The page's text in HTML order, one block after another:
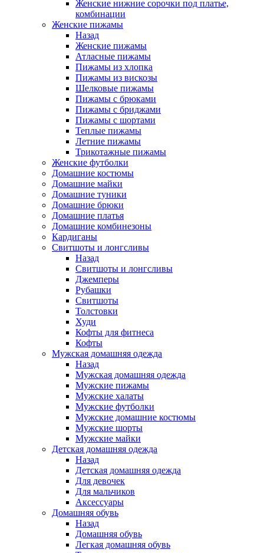
Женские нижние сорочки под платье,
комбинации
Женские пижамы
Назад
Женские пижамы
Атласные пижамы
Пижамы из хлопка
Пижамы из вискозы
Шелковые пижамы
Пижамы с брюками
Пижамы с бриджами
Пижамы с шортами
Теплые пижамы
Летние пижамы
Трикотажные пижамы
Женские футболки
Домашние костюмы
Домашние майки
Домашние туники
Домашние брюки
Домашние платья
Домашние комбинезоны
Кардиганы
Свитшоты и лонгсливы
Назад
Свитшоты и лонгсливы
Джемперы
Рубашки
Свитшоты
Толстовки
Худи
Кофты для фитнеса
Кофты
Мужская домашняя одежда
Назад
Мужская домашняя одежда
Мужские пижамы
Мужские халаты
Мужские футболки
Мужские домашние костюмы
Мужские шорты
Мужские майки
Детская домашняя одежда
Назад
Детская домашняя одежда
Для девочек
Для мальчиков
Аксессуары
Домашняя обувь
Назад
Домашняя обувь
Легкая домашняя обувь